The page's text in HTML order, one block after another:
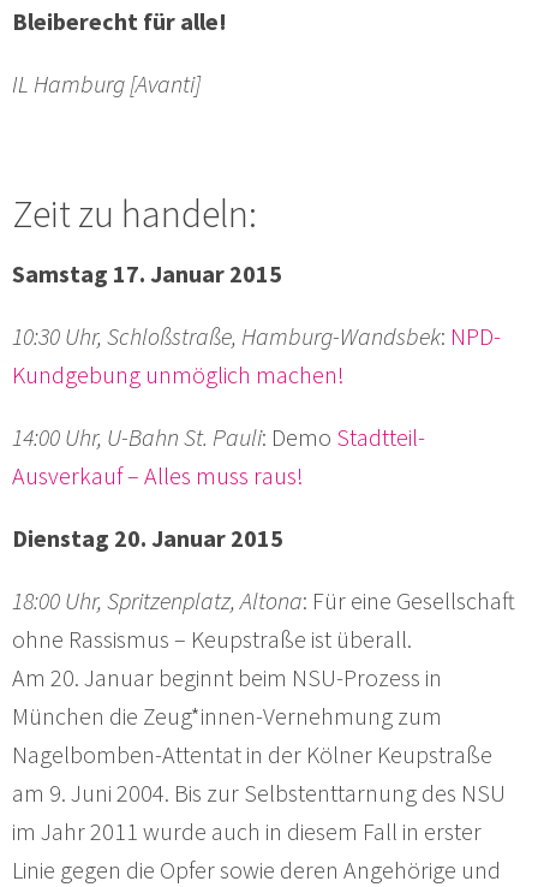
Bleiberecht für alle!
IL Hamburg [Avanti]
Zeit zu handeln:
Samstag 17. Januar 2015
10:30 Uhr, Schloßstraße, Hamburg-Wandsbek: NPD-
Kundgebung unmöglich machen!
14:00 Uhr, U-Bahn St. Pauli: Demo Stadtteil-
Ausverkauf – Alles muss raus!
Dienstag 20. Januar 2015
18:00 Uhr, Spritzenplatz, Altona: Für eine Gesellschaft
ohne Rassismus – Keupstraße ist überall.
Am 20. Januar beginnt beim NSU-Prozess in
München die Zeug*innen-Vernehmung zum
Nagelbomben-Attentat in der Kölner Keupstraße
am 9. Juni 2004. Bis zur Selbstenttarnung des NSU
im Jahr 2011 wurde auch in diesem Fall in erster
Linie gegen die Opfer sowie deren Angehörige und